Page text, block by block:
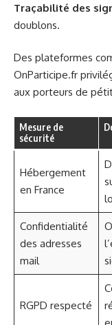
Traçabilité des
doublons.
Des plateformes
OnParticipe.fr
aux porteurs de
Mesure de
sécurité
Hébergement
en France
Confidentialité
des adresses
mail
RGPD respecté